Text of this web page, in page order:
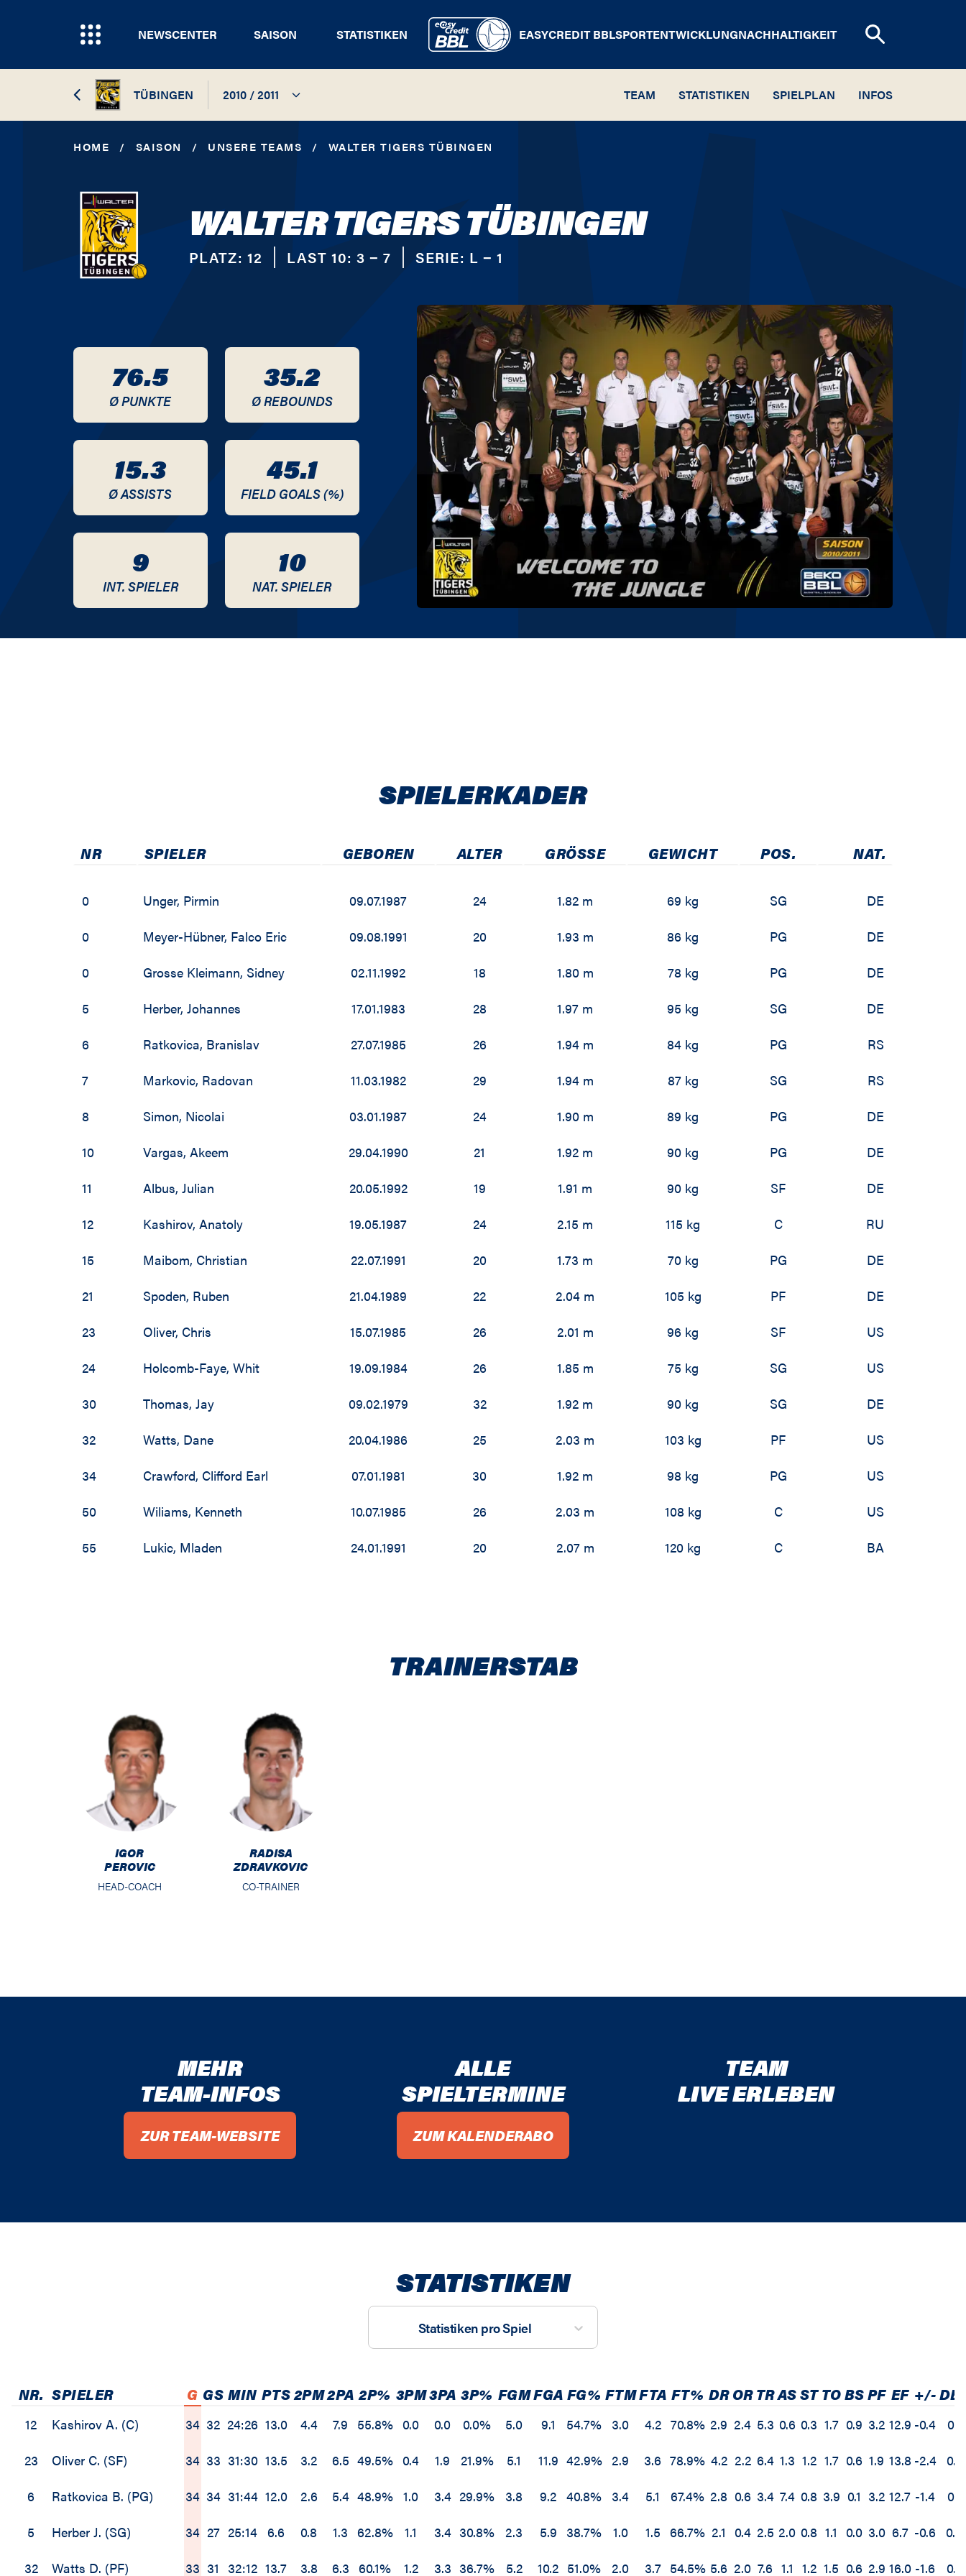
NEWSCENTER SAISON STATISTIKEN EASYCREDIT BBLSPORTENTWICKLUNGNACHHALTIGKEIT
TÜBINGEN 2010 / 2011
2016 / 2017
2012 / 2013
2011 / 2012
2010 / 2011
2009 / 2010
2008 / 2009
2007 / 2008
2006 / 2007
2005 / 2006
TEAM STATISTIKEN SPIELPLAN INFOS
HOME / SAISON / UNSERE TEAMS / WALTER TIGERS TÜBINGEN
WALTER TIGERS TÜBINGEN
PLATZ: 12 LAST 10: 3 − 7 SERIE: L − 1
76.5
Ø PUNKTE
35.2
Ø REBOUNDS
15.3
Ø ASSISTS
45.1
FIELD GOALS (%)
9
INT. SPIELER
10
NAT. SPIELER
SPIELER­KADER
NR SPIELER GEBOREN ALTER GRÖSSE GEWICHT POS. NAT.
0 Unger, Pirmin 09.07.1987 24 1.82 m 69 kg SG
DE
0
Meyer-Hübner, Falco Eric 09.08.1991 20 1.93 m 86 kg PG
DE
0
Grosse Kleimann, Sidney 02.11.1992 18 1.80 m 78 kg PG
DE
5
Herber, Johannes 17.01.1983 28 1.97 m 95 kg SG
DE
6
Ratkovica, Branislav 27.07.1985 26 1.94 m 84 kg PG
RS
7
Markovic, Radovan 11.03.1982 29 1.94 m 87 kg SG
RS
8
Simon, Nicolai 03.01.1987 24 1.90 m 89 kg PG
DE
10
Vargas, Akeem 29.04.1990 21 1.92 m 90 kg PG
DE
11
Albus, Julian 20.05.1992 19 1.91 m 90 kg SF
DE
12
Kashirov, Anatoly 19.05.1987 24 2.15 m 115 kg C
RU
15
Maibom, Christian 22.07.1991 20 1.73 m 70 kg PG
DE
21
Spoden, Ruben 21.04.1989 22 2.04 m 105 kg PF
DE
23
Oliver, Chris 15.07.1985 26 2.01 m 96 kg SF
US
24
Holcomb-Faye, Whit 19.09.1984 26 1.85 m 75 kg SG
US
30
Thomas, Jay 09.02.1979 32 1.92 m 90 kg SG
DE
32
Watts, Dane 20.04.1986 25 2.03 m 103 kg PF
US
34
Crawford, Clifford Earl 07.01.1981 30 1.92 m 98 kg PG
US
50
Wiliams, Kenneth 10.07.1985 26 2.03 m 108 kg C
US
55
Lukic, Mladen 24.01.1991 20 2.07 m 120 kg C BA
TRAINERSTAB
IGOR
PEROVIC
HEAD-COACH
RADISA
ZDRAVKOVIC
CO-TRAINER
MEHR
TEAM-INFOS
ZUR TEAM-WEBSITE
ALLE
SPIELTERMINE
ZUM KALENDERABO
TEAM
LIVE ERLEBEN
STATISTIKEN
Statistiken pro Spiel
NR. SPIELER G GS MIN PTS2PM2PA 2P% 3PM3PA 3P% FGMFGA FG% FTMFTA FT% DRORTRASSTTOBSPF EF +/-
12 Kashirov A. (C) 34 32 24:26 13.0 4.4 7.9 55.8% 0.0 0.0 0.0% 5.0 9.1 54.7% 3.0 4.2 70.8% 2.9 2.4 5.3 0.6 0.3 1.7 0.9 3.2 12.9 -0.4
0.1
23
Oliver C. (SF) 34 33 31:30 13.5 3.2 6.5 49.5% 0.4 1.9 21.9% 5.1 11.9 42.9% 2.9 3.6 78.9% 4.2 2.2 6.4 1.3 1.2 1.7 0.6 1.9 13.8 -2.4
0.2
6
Ratkovica B. (PG) 34 34 31:44 12.0 2.6 5.4 48.9% 1.0 3.4 29.9% 3.8 9.2 40.8% 3.4 5.1 67.4% 2.8 0.6 3.4 7.4 0.8 3.9 0.1 3.2 12.7 -1.4
0.1
5
Herber J. (SG) 34 27 25:14 6.6 0.8 1.3 62.8% 1.1 3.4 30.8% 2.3 5.9 38.7% 1.0 1.5 66.7% 2.1 0.4 2.5 2.0 0.8 1.1 0.0 3.0 6.7 -0.6
0.0
32
Watts D. (PF) 33 31 32:12 13.7 3.8 6.3 60.1% 1.2 3.3 36.7% 5.2 10.2 51.0% 2.0 3.7 54.5% 5.6 2.0 7.6 1.1 1.2 1.5 0.6 2.9 16.0 -1.6 0.2